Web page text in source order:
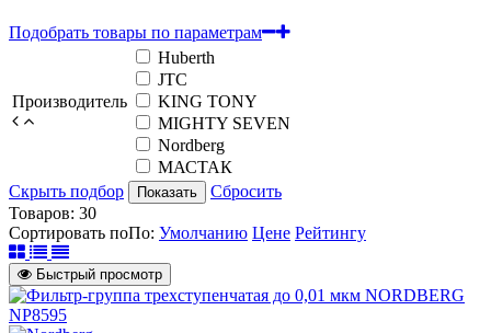
Подобрать товары по параметрам
Производитель
Huberth
JTC
KING TONY
MIGHTY SEVEN
Nordberg
МАСТАК
Скрыть подбор
Показать
Сбросить
Товаров: 30
Сортировать поПо: Умолчанию Цене Рейтингу
Быстрый просмотр